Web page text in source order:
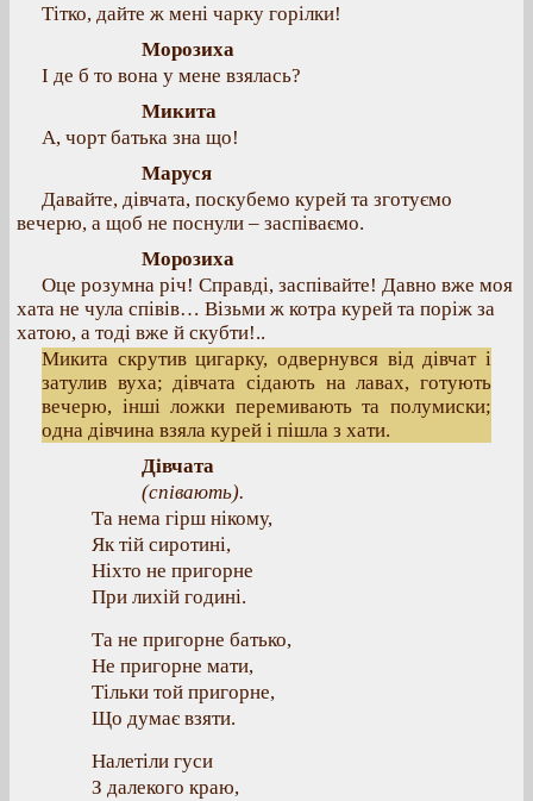
Тітко, дайте ж мені чарку горілки!
Морозиха
І де б то вона у мене взялась?
Микита
А, чорт батька зна що!
Маруся
Давайте, дівчата, поскубемо курей та зготуємо
вечерю, а щоб не поснули – заспіваємо.
Морозиха
Оце розумна річ! Справді, заспівайте! Давно вже моя
хата не чула співів… Візьми ж котра курей та поріж за
хатою, а тоді вже й скубти!..
Микита скрутив цигарку, одвернувся від дівчат і
затулив вуха; дівчата сідають на лавах, готують
вечерю, інші ложки перемивають та полумиски;
одна дівчина взяла курей і пішла з хати.
Дівчата
(співають).
Та нема гірш нікому,
Як тій сиротині,
Ніхто не пригорне
При лихій годині.
Та не пригорне батько,
Не пригорне мати,
Тільки той пригорне,
Що думає взяти.
Налетіли гуси
З далекого краю,